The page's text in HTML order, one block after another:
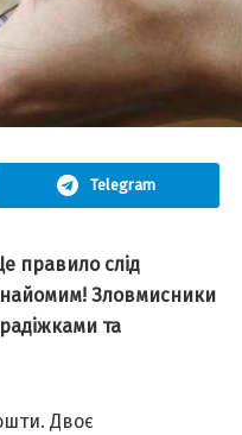
Telegram
правило слід
Зловмисники
та
Двоє